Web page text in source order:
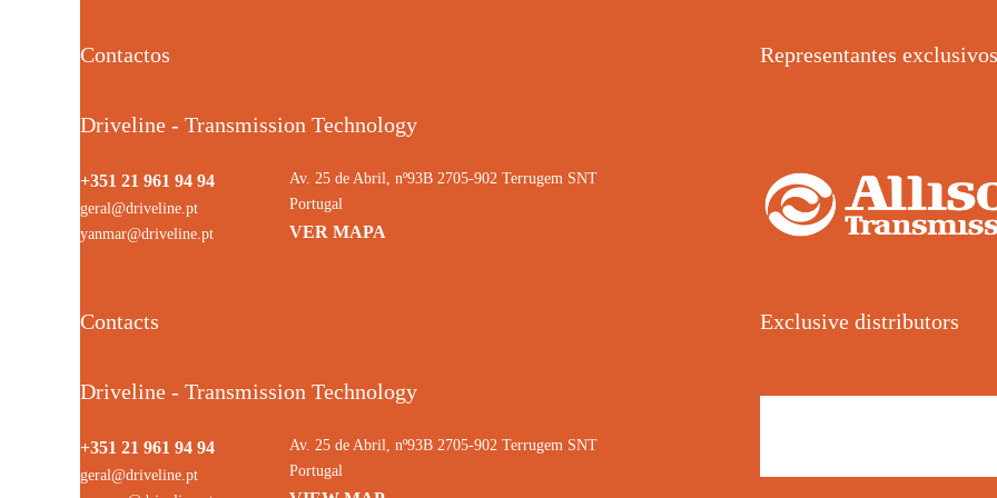
Contactos
Driveline - Transmission Technology
+351 21 961 94 94
geral@driveline.pt
yanmar@driveline.pt
Av. 25 de Abril, nº93B 2705-902 Terrugem SNT
Portugal
VER MAPA
Representantes exclusivos
Contacts
Driveline - Transmission Technology
+351 21 961 94 94
geral@driveline.pt
Av. 25 de Abril, nº93B 2705-902 Terrugem SNT
Portugal
Exclusive distributors